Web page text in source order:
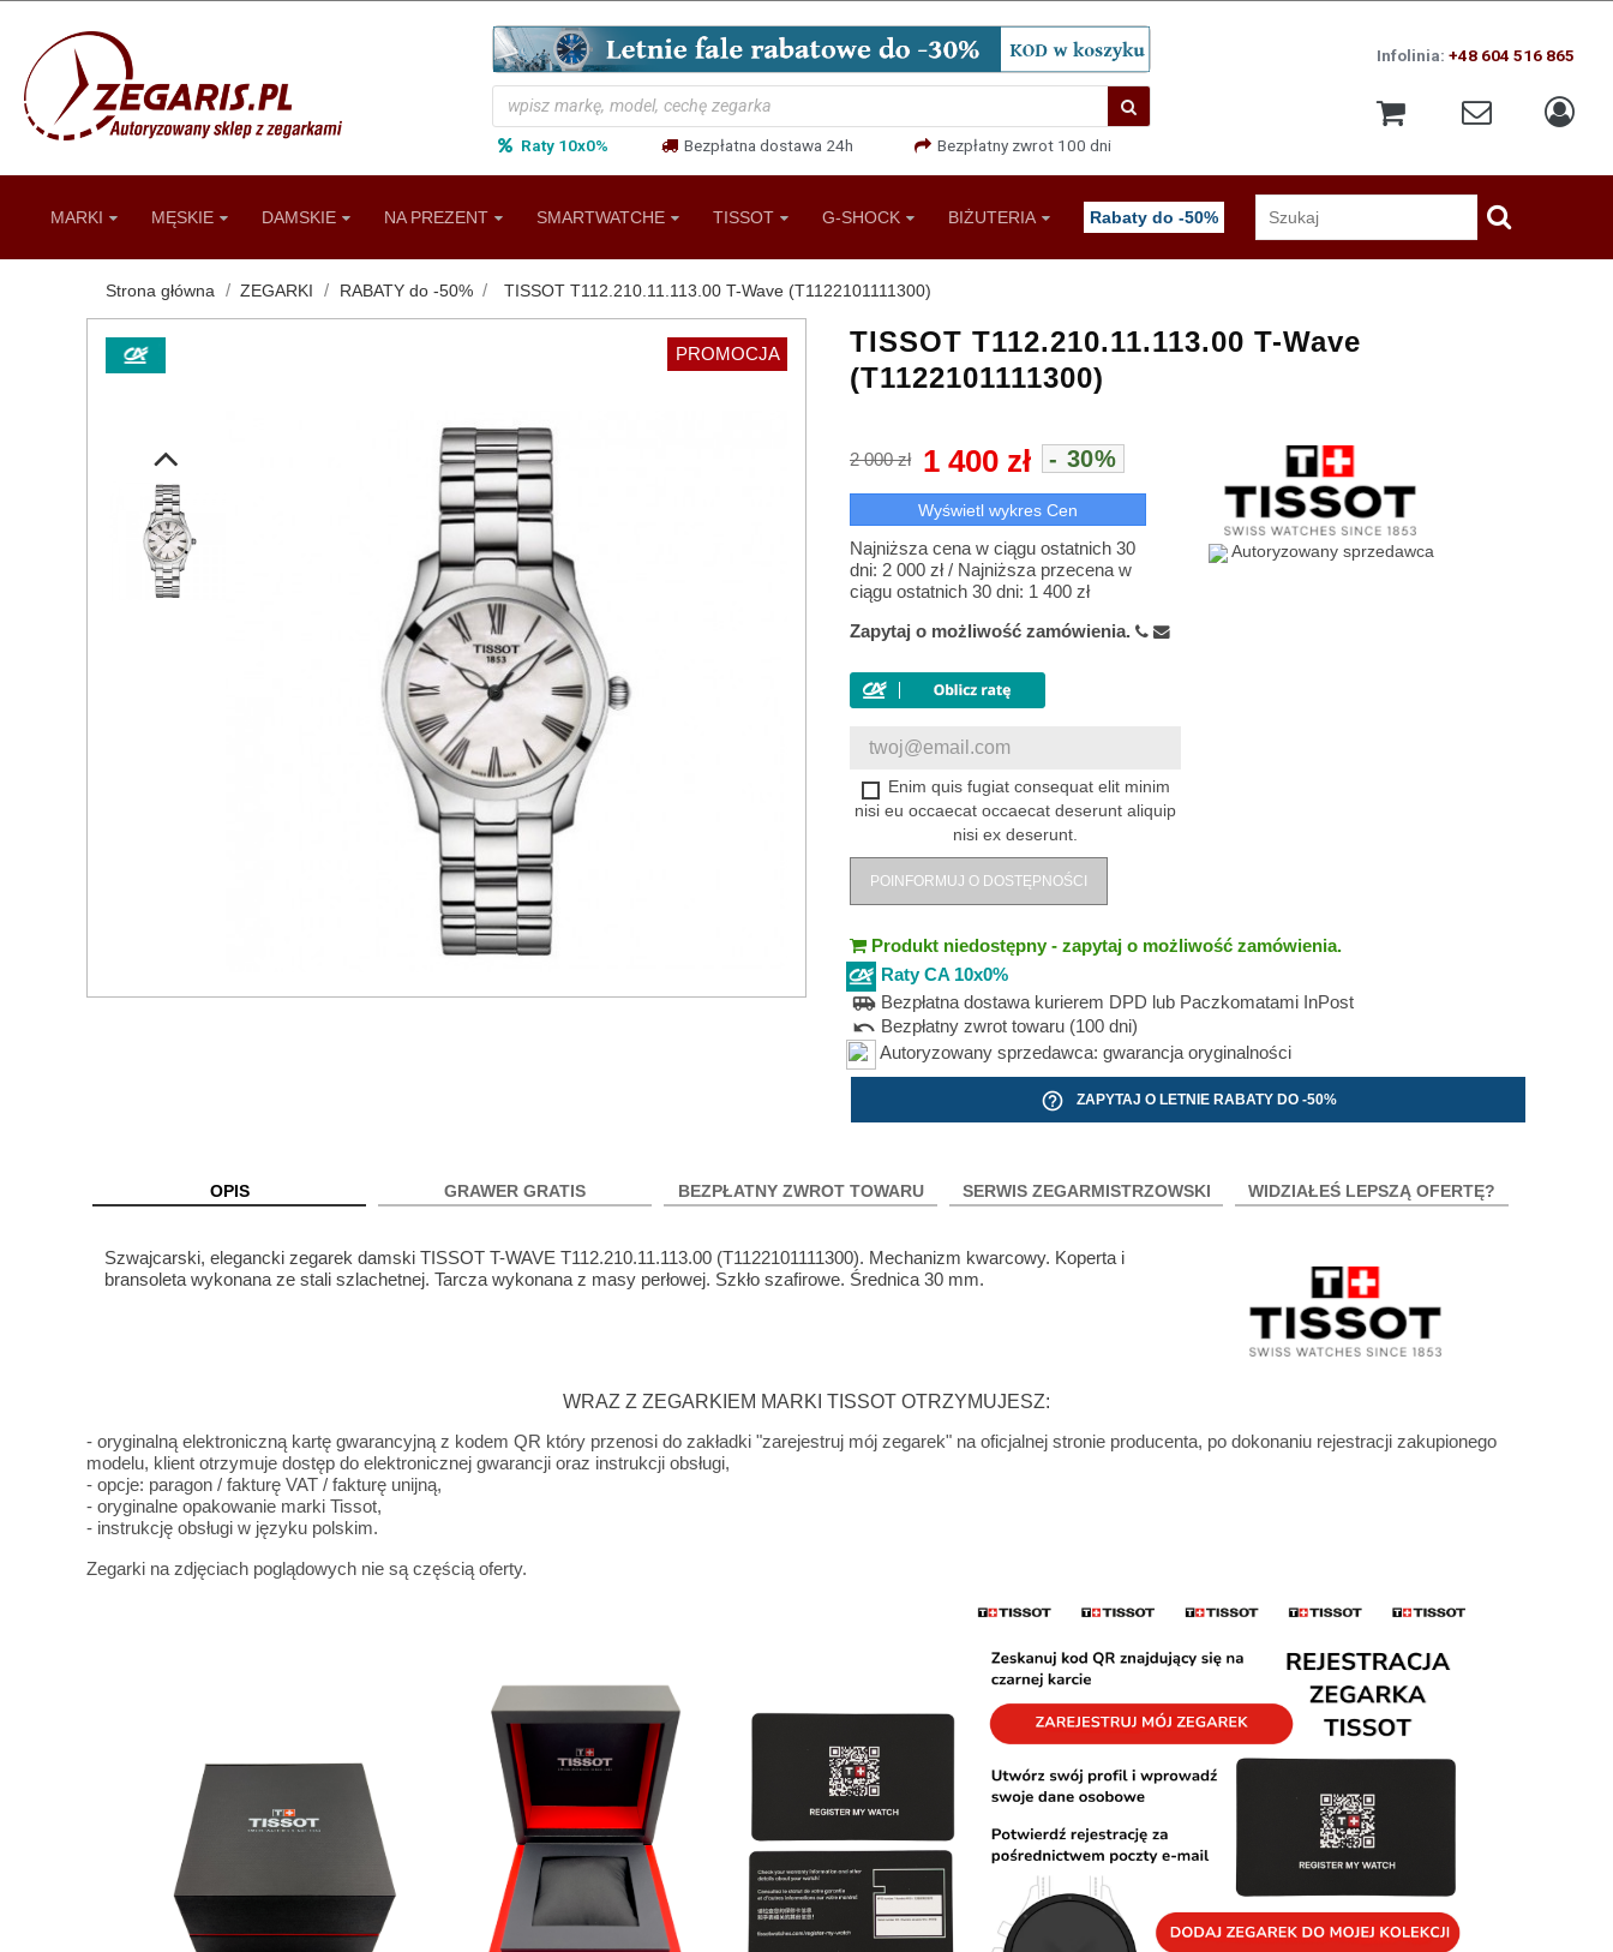
Raty 10x0% Bezpłatna dostawa 24h Bezpłatny zwrot 100 dni
Infolinia:+48 604 516 865
MARKI MĘSKIE DAMSKIE NA PREZENT SMARTWATCHE TISSOT G-SHOCK BIŻUTERIA Rabaty do -50%
Strona główna ZEGARKI RABATY do -50% TISSOT T112.210.11.113.00 T-Wave (T1122101111300)
PROMOCJA
TISSOT T112.210.11.113.00 T-Wave
(T1122101111300)
1 400 zł - 30%
2 000 zł
Wyświetl wykres Cen
Najniższa cena w ciągu ostatnich 30
dni: 2 000 zł/ Najniższa przecena w
ciągu ostatnich 30 dni: 1 400 zł
Autoryzowany sprzedawca
Zapytaj o możliwość zamówienia.
Enim quis fugiat consequat elit minim
nisi eu occaecat occaecat deserunt aliquip
nisi ex deserunt.
POINFORMUJ O DOSTĘPNOŚCI
Produkt niedostępny - zapytaj o możliwość zamówienia.
Raty CA 10x0%
airport_shuttle Bezpłatna dostawa kurierem DPD lub Paczkomatami InPost
undo Bezpłatny zwrot towaru (100 dni)
Autoryzowany sprzedawca: gwarancja oryginalności
help_outline ZAPYTAJ O LETNIE RABATY DO -50%
OPIS GRAWER GRATIS BEZPŁATNY ZWROT TOWARU SERWIS ZEGARMISTRZOWSKI WIDZIAŁEŚ LEPSZĄ OFERTĘ?
Szwajcarski, elegancki zegarek damski TISSOT T-WAVE T112.210.11.113.00 (T1122101111300). Mechanizm kwarcowy. Koperta i
bransoleta wykonana ze stali szlachetnej. Tarcza wykonana z masy perłowej. Szkło szafirowe. Średnica 30 mm.
WRAZ Z ZEGARKIEM MARKI TISSOT OTRZYMUJESZ:
- oryginalną elektroniczną kartę gwarancyjną z kodem QR który przenosi do zakładki "zarejestruj mój zegarek" na oficjalnej stronie producenta, po dokonaniu rejestracji zakupionego
modelu, klient otrzymuje dostęp do elektronicznej gwarancji oraz instrukcji obsługi,
- opcje: paragon / fakturę VAT / fakturę unijną,
- oryginalne opakowanie marki Tissot,
- instrukcję obsługi w języku polskim.
Zegarki na zdjęciach poglądowych nie są częścią oferty.